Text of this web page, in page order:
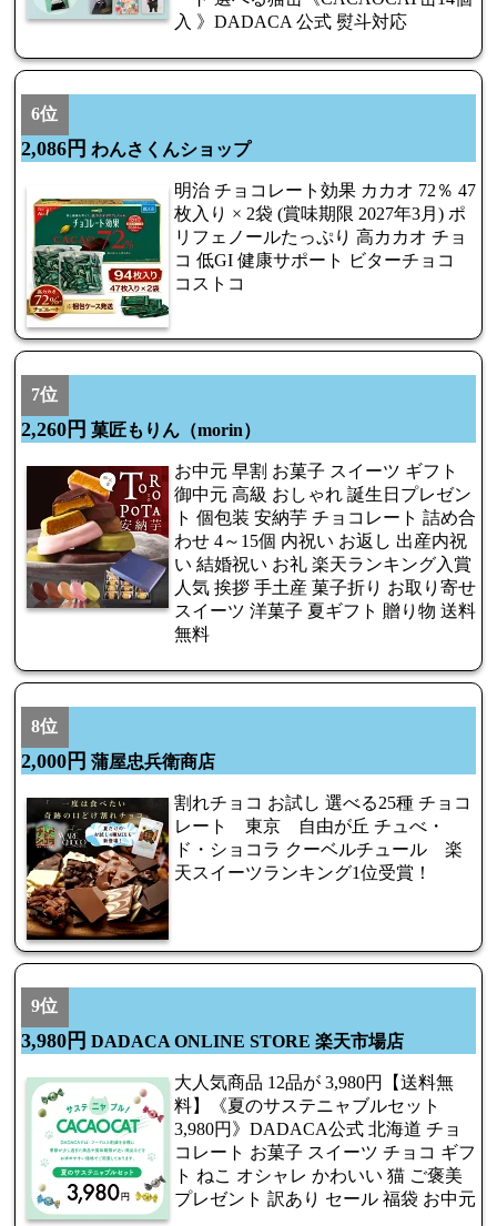
入 》DADACA 公式 熨斗対応
6位
2,086円 わんさくんショップ
明治 チョコレート効果 カカオ 72％ 47
枚入り × 2袋 (賞味期限 2027年3月) ポ
リフェノールたっぷり 高カカオ チョ
コ 低GI 健康サポート ビターチョコ
コストコ
7位
2,260円 菓匠もりん（morin）
お中元 早割 お菓子 スイーツ ギフト
御中元 高級 おしゃれ 誕生日プレゼン
ト 個包装 安納芋 チョコレート 詰め合
わせ 4～15個 内祝い お返し 出産内祝
い 結婚祝い お礼 楽天ランキング入賞
人気 挨拶 手土産 菓子折り お取り寄せ
スイーツ 洋菓子 夏ギフト 贈り物 送料
無料
8位
2,000円 蒲屋忠兵衛商店
割れチョコ お試し 選べる25種 チョコ
レート 東京 自由が丘 チュべ・
ド・ショコラ クーベルチュール 楽
天スイーツランキング1位受賞！
9位
3,980円 DADACA ONLINE STORE 楽天市場店
大人気商品 12品が 3,980円【送料無
料】《夏のサステニャブルセット
3,980円》DADACA公式 北海道 チョ
コレート お菓子 スイーツ チョコ ギフ
ト ねこ オシャレ かわいい 猫 ご褒美
プレゼント 訳あり セール 福袋 お中元